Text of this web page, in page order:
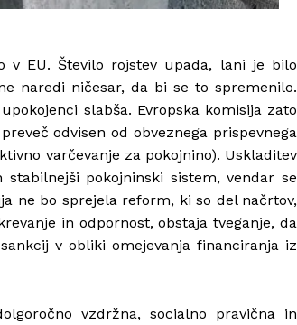
v EU. Število rojstev upada, lani je bilo
naredi ničesar, da bi se to spremenilo.
slabša. Evropska komisija zato
odvisen od obveznega prispevnega
varčevanje za pokojnino). Uskladitev
pokojninski sistem, vendar se
ne bo sprejela reform, ki so del načrtov,
in odpornost, obstaja tveganje, da
v obliki omejevanja financiranja iz
vzdržna, socialno pravična in